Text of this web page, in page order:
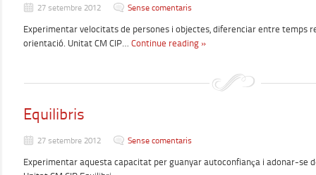
27 setembre 2012 Sense comentaris
Experimentar velocitats de persones i objectes, diferenciar entre temps
orientació. Unitat CM CIP… Continue reading »
Equilibris
27 setembre 2012 Sense comentaris
Experimentar aquesta capacitat per guanyar autoconfiança i adonar-se